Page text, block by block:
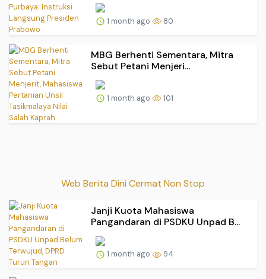
1 month ago 80
MBG Berhenti Sementara, Mitra
Sebut Petani Menjeri...
1 month ago 101
Web Berita Dini Cermat Non Stop
Janji Kuota Mahasiswa
Pangandaran di PSDKU Unpad B...
1 month ago 94